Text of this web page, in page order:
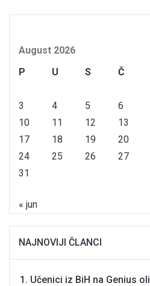
August 2026
P
U S Č
3
4 5 6
10
11 12 13
17
18 19 20
24
25 26 27
31
« jun
NAJNOVIJI ČLANCI
Učenici iz BiH na Genius